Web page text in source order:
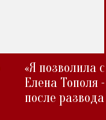
«Я позволила
Елена Тополя
после развода